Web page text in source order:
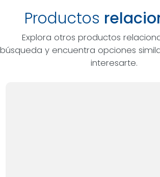
Productos
Explora otros productos
búsqueda y encuentra opciones
interesarte.